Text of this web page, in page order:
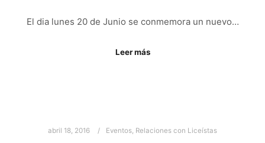
El dia lunes 20 de Junio se conmemora un nuevo…
Leer más
abril 18, 2016 Eventos, Relaciones con Liceístas